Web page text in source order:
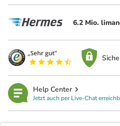
6.2 Mio.
Help Center
Jetzt auch per Live-Chat